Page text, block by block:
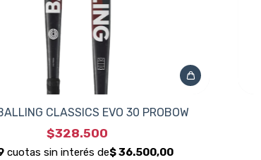
CLASSICS EVO 30 PROBOW
$328.500